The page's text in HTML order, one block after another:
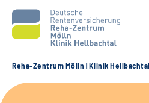
Unsere Klinik
Reha-Zentrum Mölln | Klinik Hellbachtal